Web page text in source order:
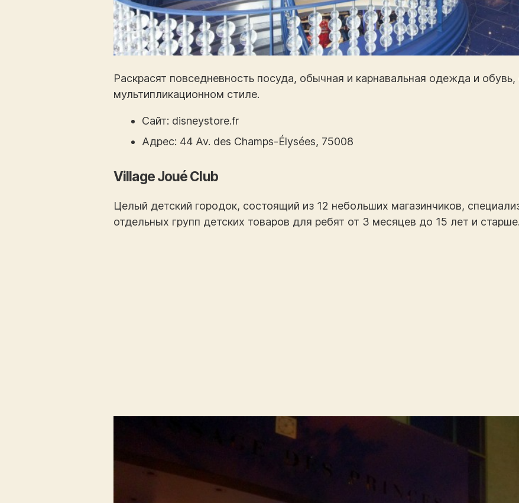
Раскрасят повседневность посуда, обычная и карнавальная одежда и
мультипликационном стиле.
Сайт: disneystore.fr
Адрес: 44 Av. des Champs-Élysées, 75008
Village Joué Club
Целый детский городок, состоящий из 12 небольших магазинчиков,
отдельных групп детских товаров для ребят от 3 месяцев до 15 лет и старше.